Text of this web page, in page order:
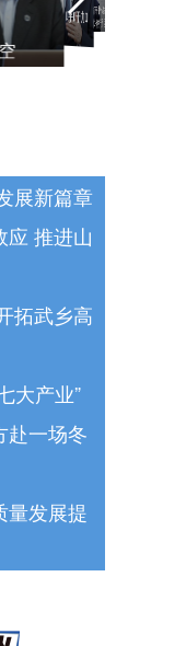
奥密克戎感染不可怕 呼吁加有信心有条件有能力推动经
济运行整体好转探月探火 走向深空
展新篇章
应 推进山
拓武乡高
大产业”
赴一场冬
量发展提